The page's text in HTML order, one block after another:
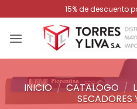
al
contenido
15% de descuento
INICIO / CATALOGO /
SECADORES